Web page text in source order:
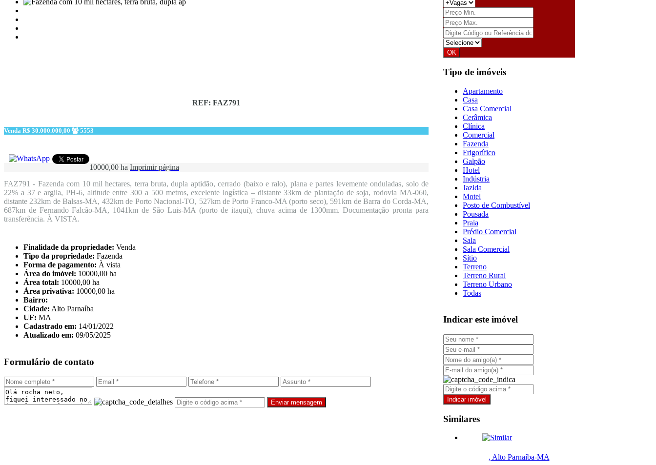
REF: FAZ791
Venda R$ 30.000.000,00 5553
10000,00 ha Imprimir página
FAZ791 - Fazenda com 10 mil hectares, terra bruta, dupla aptidão, cerrado (baixo e ralo), plana e partes levemente onduladas, solo de
22% a 37 e argila, PH-6, altitude entre 300 a 500 metros, excelente logística – distante 33km de plantação de soja, rodovia MA-060,
distante 232km de Balsas-MA, 432km de Porto Nacional-TO, 527km de Porto Franco-MA (porto seco), 591km de Barra do Corda-MA,
687km de Fernando Falcão-MA, 1041km de São Luis-MA (porto de itaqui), chuva acima de 1300mm. Documentação pronta para
transferência. À VISTA.
Finalidade da propriedade: Venda
Tipo da propriedade: Fazenda
Forma de pagamento: À vista
Área do imóvel: 10000,00 ha
Área total: 10000,00 ha
Área privativa: 10000,00 ha
Bairro:
Cidade: Alto Parnaíba
UF: MA
Cadastrado em: 14/01/2022
Atualizado em: 09/05/2025
Formulário de contato
Enviar mensagem
Tipo de imóveis
Apartamento
Casa
Casa Comercial
Cerâmica
Clínica
Comercial
Fazenda
Frigorífico
Galpão
Hotel
Indústria
Jazida
Motel
Posto de Combustível
Pousada
Praia
Prédio Comercial
Sala
Sala Comercial
Sítio
Terreno
Terreno Rural
Terreno Urbano
Todas
Indicar este imóvel
Similares
, Alto Parnaíba-MA